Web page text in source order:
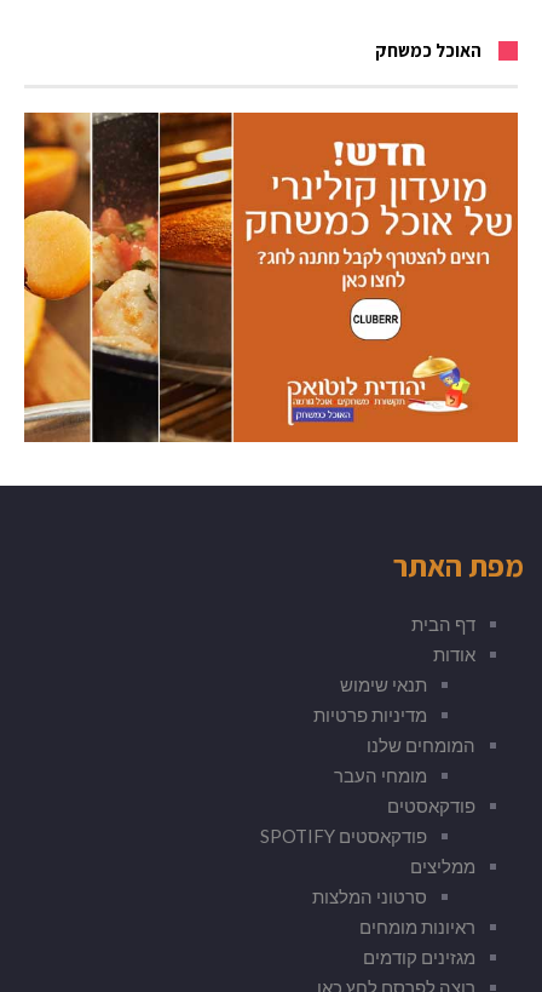
האוכל כמשחק
מפת האתר
דף הבית
אודות
תנאי שימוש
מדיניות פרטיות
המומחים שלנו
מומחי העבר
פודקאסטים
פודקאסטים SPOTIFY
ממליצים
סרטוני המלצות
ראיונות מומחים
מגזינים קודמים
רוצה לפרסם לחץ כאן